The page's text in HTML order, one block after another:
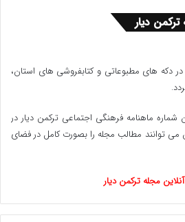
دیار
در دکه های مطبوعاتی و کتابفروشی های استان،
اسفند ماه 1400 اولین شماره ماهنامه فرهنگی اجتماعی ترکمن دیار در
می توانند مطالب مجله را بصورت کامل در فضای
مجله ترکمن دیار